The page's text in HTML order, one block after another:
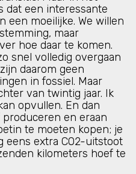
dat een interessante
een moeilijke. We willen
maar
hoe daar te komen.
snel volledig overgaan
daarom geen
in fossiel. Maar
van twintig jaar. Ik
opvullen. En dan
en eraan
te moeten kopen; je
eens extra CO2-uitstoot
kilometers hoef te